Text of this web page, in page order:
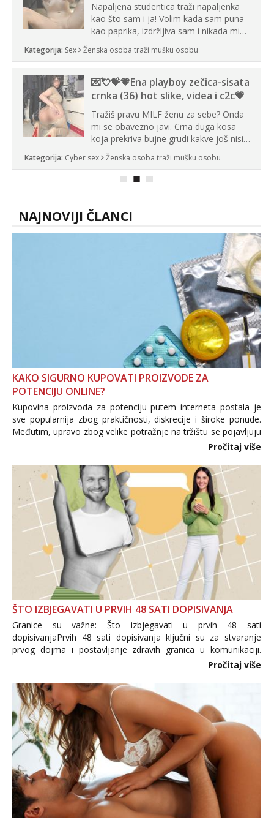
Napaljena studentica traži napaljenka
kao što sam i ja! Volim kada sam puna
kao paprika, izdržljiva sam i nikada mi
puta dnevno bilo kad i bilo gdje zato se
link ispod i nadji me tamo, cekam te!
Kategorija: Sex Ženska osoba traži mušku osobu
💌💘💝💗Ena playboy zečica-sisata
crnka (36) hot slike, videa i c2c💗
Tražiš pravu MILF ženu za sebe? Onda
mi se obavezno javi. Crna duga kosa
koja prekriva bujne grudi kakve još nisi
vidio, čista ŠESTICA! A usne? O usnama
bolje da ni ne pričam. Prave pune usne
koje će ti se urezati u pamćenje, jer
Kategorija: Cyber sex Ženska osoba traži mušku osobu
NAJNOVIJI ČLANCI
KAKO SIGURNO KUPOVATI PROIZVODE ZA
POTENCIJU ONLINE?
Kupovina proizvoda za potenciju putem interneta postala je
sve popularnija zbog praktičnosti, diskrecije i široke ponude.
Međutim, upravo zbog velike potražnje na tržištu se pojavljuju
i brojni krivotvoreni proizvodi, nepouzdane internetske
Pročitaj više
ŠTO IZBJEGAVATI U PRVIH 48 SATI DOPISIVANJA
Granice su važne: Što izbjegavati u prvih 48 sati
dopisivanjaPrvih 48 sati dopisivanja ključni su za stvaranje
prvog dojma i postavljanje zdravih granica u komunikaciji.
Važno je izbjeći prebrzo otkrivanje osobnih ili intimnih
informacija, jer nepoznata osoba još nije zaslužila to
povjerenje. Takođe...
Pročitaj više